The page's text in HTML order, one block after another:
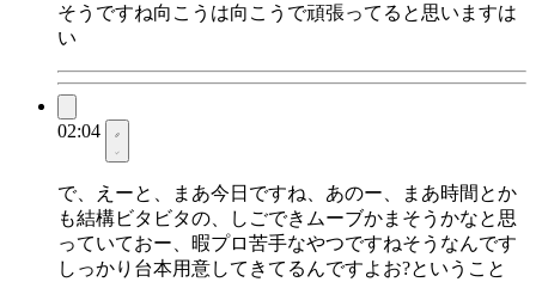
そうですね向こうは向こうで頑張ってると思いますは
い
02:04
で、えーと、まあ今日ですね、あのー、まあ時間とか
も結構ビタビタの、しごできムーブかまそうかなと思
っていておー、暇プロ苦手なやつですねそうなんです
しっかり台本用意してきてるんですよお?ということ